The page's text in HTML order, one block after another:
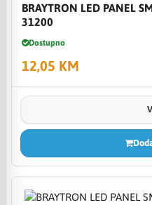
BRAYTRON LED PANEL
31200
Dostupno
12,05 KM